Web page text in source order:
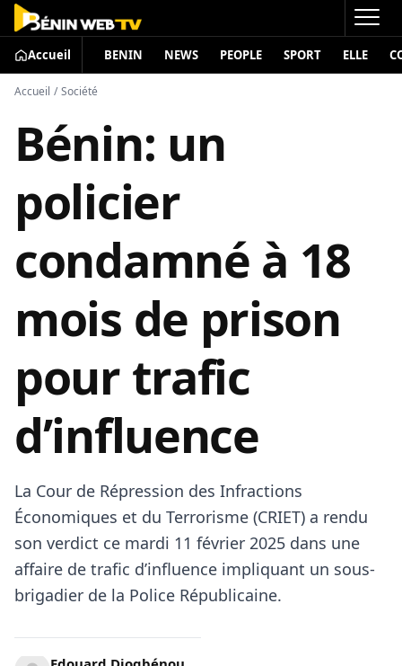
Accueil BENIN NEWS PEOPLE SPORT ELLE
Accueil / Société
Bénin: un
policier
condamné à 18
mois de prison
pour trafic
d’influence
La Cour de Répression des Infractions
Économiques et du Terrorisme (CRIET) a rendu
son verdict ce mardi 11 février 2025 dans une
affaire de trafic d’influence impliquant un sous-
brigadier de la Police Républicaine.